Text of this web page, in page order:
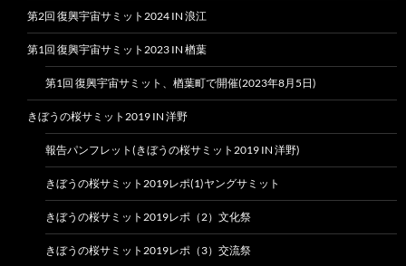
第2回 復興宇宙サミット2024 IN 浪江
第1回 復興宇宙サミット2023 IN 楢葉
第1回 復興宇宙サミット、楢葉町で開催(2023年8月5日)
きぼうの桜サミット2019 IN 洋野
報告パンフレット(きぼうの桜サミット2019 IN 洋野)
きぼうの桜サミット2019レポ(1)ヤングサミット
きぼうの桜サミット2019レポ（2）文化祭
きぼうの桜サミット2019レポ（3）交流祭